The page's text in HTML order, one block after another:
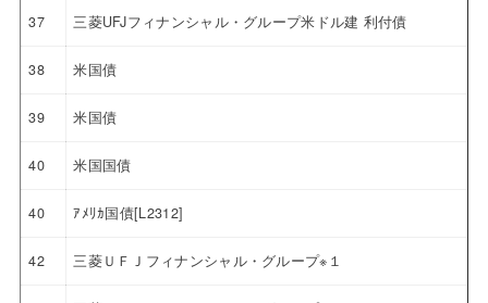
37 三菱UFJフィナンシャル・グループ米ドル建 利付債
38 米国債
39 米国債
40 米国国債
40 ｱﾒﾘｶ国債[L2312]
42 三菱ＵＦＪフィナンシャル・グループ※１